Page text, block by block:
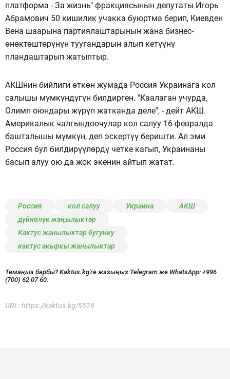
платформа - За жизнь" фракциясынын депутаты Игорь
Абрамович 50 кишилик учакка буюртма берип, Киевден
Вена шаарына партиялаштарынын жана бизнес-
өнөктөштөрүнүн туугандарын алып кетүүнү
пландаштарып жатыптыр.
АКШнин бийлиги өткөн жумада Россия Украинага кол
салышы мүмкүндүгүн билдирген. "Каалаган учурда,
Олимп оюндары жүрүп жатканда деле", - дейт АКШ.
Америкалык чалгындоочулар кол салуу 16-февралда
башталышы мүмкүн, деп эскертүү беришти. Ал эми
Россия бул билдирүүлөрдү четке кагып, Украинаны
басып алуу ою да жок экенин айтып жатат.
Россия кол салуу Украина
АКШ
дүйнөлүк жаңылыктар
Кактус жанылыктар бугунку
кактус акыркы жанылыктар
Темаңыз барбы? Kaktus.kg'ге жазыңыз Telegram же WhatsApp: +996
(700) 62 07 60.
URL: https://kaktus.kg/5578